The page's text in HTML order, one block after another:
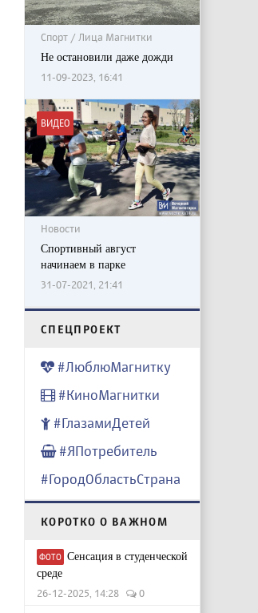
Спорт / Лица Магнитки
Не остановили даже дожди
11-09-2023, 16:41
ВИДЕО
Новости
Спортивный август
начинаем в парке
31-07-2021, 21:41
CПЕЦПРОЕКТ
#ЛюблюМагнитку
#КиноМагнитки
#ГлазамиДетей
#ЯПотребитель
#ГородОбластьСтрана
КОРОТКО О ВАЖНОМ
ФОТО Сенсация в студенческой
среде
26-12-2025, 14:28 0